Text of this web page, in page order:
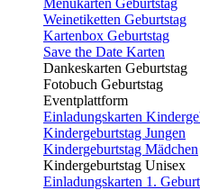
Menükarten Geburtstag
Weinetiketten Geburtstag
Kartenbox Geburtstag
Save the Date Karten
Dankeskarten Geburtstag
Fotobuch Geburtstag
Eventplattform
Einladungskarten
Kindergeburtstag Jungen
Kindergeburtstag Mädchen
Kindergeburtstag Unisex
Einladungskarten 1.